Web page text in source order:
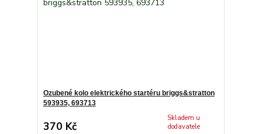
Ozubené kolo elektrického startéru briggs&stratton
593935, 693713
370 Kč
Skladem u
dodavatele